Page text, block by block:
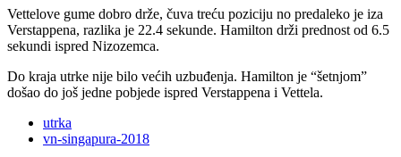
Vettelove gume dobro drže, čuva treću poziciju no predaleko je iza
Verstappena, razlika je 22.4 sekunde. Hamilton drži prednost od 6.5
sekundi ispred Nizozemca.
Do kraja utrke nije bilo većih uzbuđenja. Hamilton je “šetnjom”
došao do još jedne pobjede ispred Verstappena i Vettela.
utrka
vn-singapura-2018